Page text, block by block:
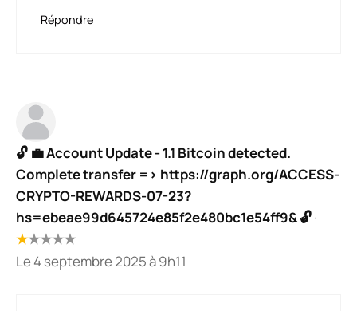
Répondre
🔓 💼 Account Update - 1.1 Bitcoin detected.
Complete transfer => https://graph.org/ACCESS-
CRYPTO-REWARDS-07-23?
hs=ebeae99d645724e85f2e480bc1e54ff9& 🔓·
★★★★★
Le 4 septembre 2025 à 9h11